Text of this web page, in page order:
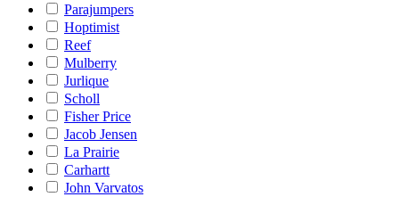
Parajumpers
Hoptimist
Reef
Mulberry
Jurlique
Scholl
Fisher Price
Jacob Jensen
La Prairie
Carhartt
John Varvatos